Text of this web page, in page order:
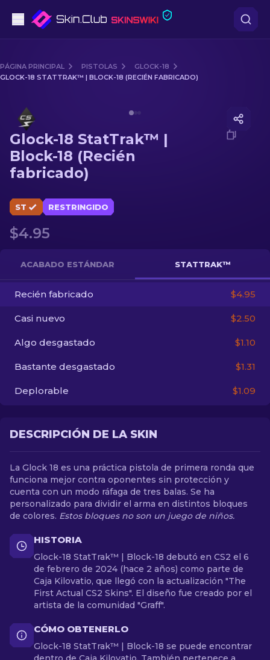
Gama media
Fusiles de Francotirador
Cuchillos
Guantes
Cajas
Otro
ES
PÁGINA PRINCIPAL PISTOLAS
GLOCK-18
GLOCK-18 STATTRAK™ | BLOCK-18 (RECIÉN FABRICADO)
Glock-18 StatTrak™ |
Block-18 (Recién
fabricado)
ST RESTRINGIDO
$4.95
ACABADO ESTÁNDAR STATTRAK™
Recién fabricado $4.95
Casi nuevo $2.50
Algo desgastado $1.10
Bastante desgastado $1.31
Deplorable $1.09
DESCRIPCIÓN DE LA SKIN
La Glock 18 es una práctica pistola de primera ronda que
funciona mejor contra oponentes sin protección y
cuenta con un modo ráfaga de tres balas. Se ha
personalizado para dividir el arma en distintos bloques
de colores. Estos bloques no son un juego de niños.
HISTORIA
Glock-18 StatTrak™ | Block-18 debutó en CS2 el 6
de febrero de 2024 (hace 2 años) como parte de
Caja Kilovatio, que llegó con la actualización "The
First Actual CS2 Skins". El diseño fue creado por el
artista de la comunidad "Graff".
CÓMO OBTENERLO
Glock-18 StatTrak™ | Block-18 se puede encontrar